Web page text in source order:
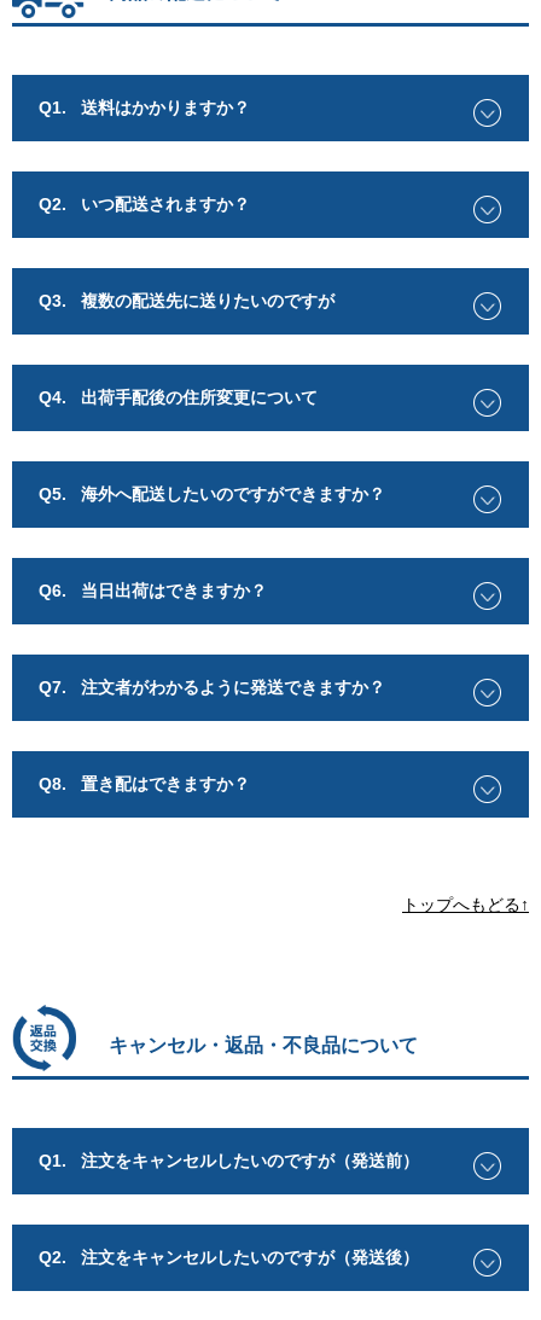
Q1. 送料はかかりますか？
Q2. いつ配送されますか？
Q3. 複数の配送先に送りたいのですが
Q4. 出荷手配後の住所変更について
Q5. 海外へ配送したいのですができますか？
Q6. 当日出荷はできますか？
Q7. 注文者がわかるように発送できますか？
Q8. 置き配はできますか？
トップへもどる↑
キャンセル・返品・不良品について
Q1. 注文をキャンセルしたいのですが（発送前）
Q2. 注文をキャンセルしたいのですが（発送後）